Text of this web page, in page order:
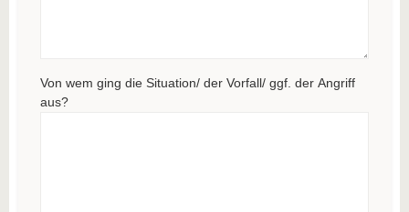
Von wem ging die Situation/ der Vorfall/ ggf. der Angriff
aus?